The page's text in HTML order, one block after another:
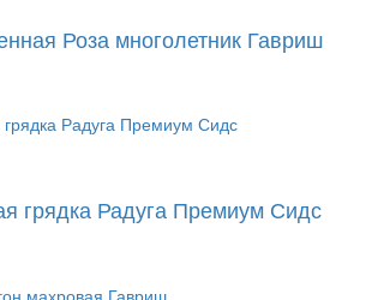
Роза многолетник Гавриш
грядка Радуга Премиум Сидс